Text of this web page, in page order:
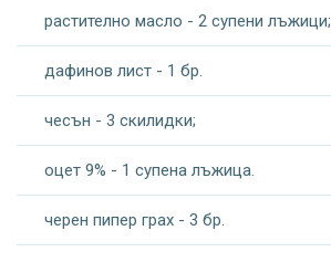
растително масло - 2 супени лъжици;
дафинов лист - 1 бр.
чесън - 3 скилидки;
оцет 9% - 1 супена лъжица.
черен пипер грах - 3 бр.